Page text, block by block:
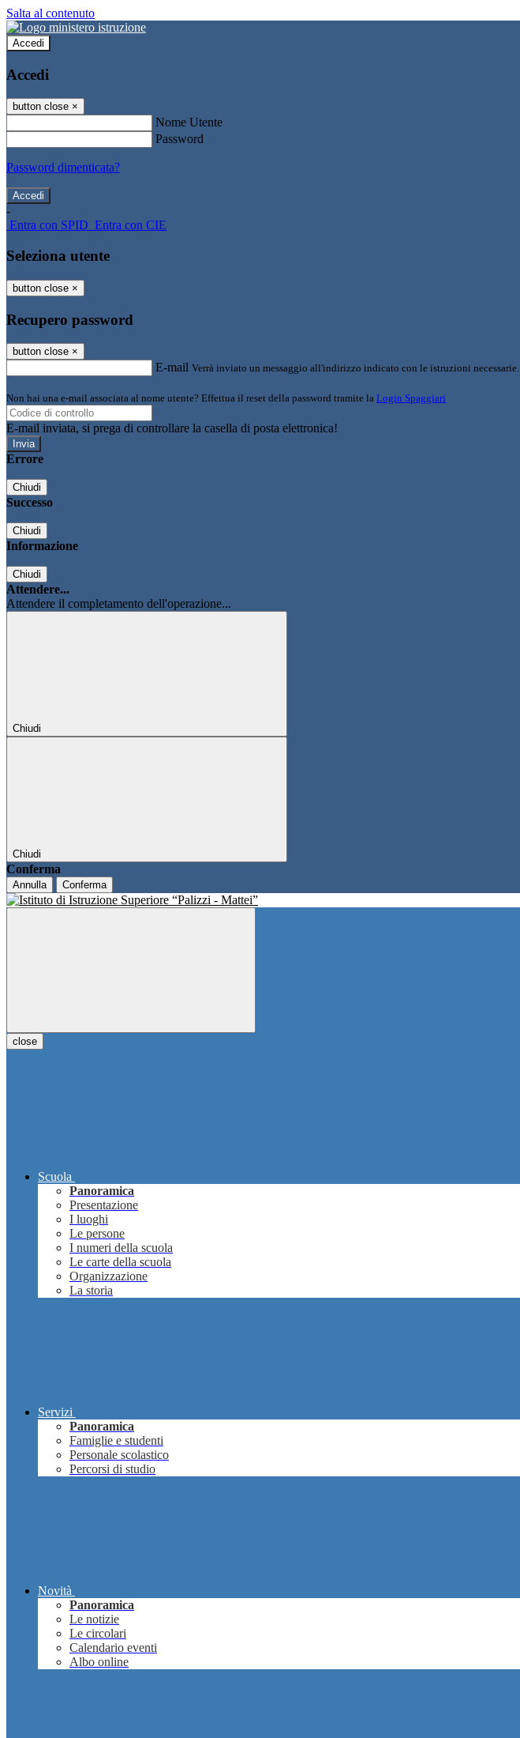
Salta al contenuto
Accedi
Accedi
button close ×
Nome Utente
Password
Password dimenticata?
-
Entra con SPID Entra con CIE
Seleziona utente
button close ×
Recupero password
button close ×
E-mail Verrà inviato un messaggio all'indirizzo indicato con le istruzioni necessarie.
Non hai una e-mail associata al nome utente? Effettua il reset della password tramite la Login Spaggiari
E-mail inviata, si prega di controllare la casella di posta elettronica!
Errore
Chiudi
Successo
Chiudi
Informazione
Chiudi
Attendere...
Attendere il completamento dell'operazione...
Chiudi
Chiudi
Conferma
Annulla Conferma
close
Scuola
Panoramica
Presentazione
I luoghi
Le persone
I numeri della scuola
Le carte della scuola
Organizzazione
La storia
Servizi
Panoramica
Famiglie e studenti
Personale scolastico
Percorsi di studio
Novità
Panoramica
Le notizie
Le circolari
Calendario eventi
Albo online